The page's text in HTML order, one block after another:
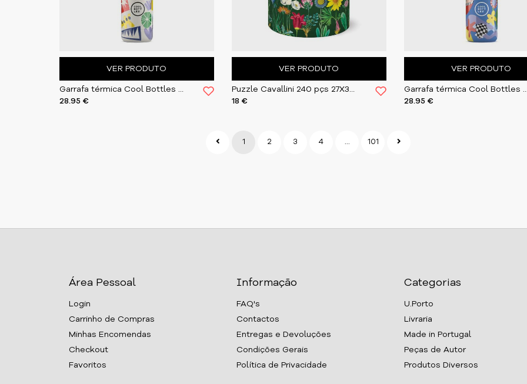
VER PRODUTO
Garrafa térmica Cool Bottles Electric Garden 500ml
28.95 €
VER PRODUTO
Puzzle Cavallini 240 pçs 27X35cm Wildflowers
18 €
VER PRODUTO
Garrafa térmica Cool Bottles
28.95 €
1 2 3 4 ... 101
Área Pessoal
Login
Carrinho de Compras
Minhas Encomendas
Checkout
Favoritos
Informação
FAQ's
Contactos
Entregas e Devoluções
Condições Gerais
Política de Privacidade
Categorias
U.Porto
Livraria
Made in Portugal
Peças de Autor
Produtos Diversos